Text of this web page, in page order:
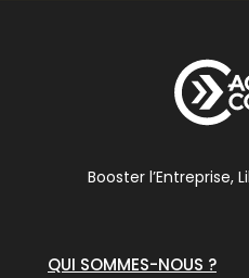
Booster l’Entreprise,
QUI SOMMES-NOUS ?